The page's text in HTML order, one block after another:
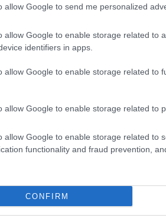
allow Google to send me personalized
allow Google to enable storage related to
identifiers in apps.
allow Google to enable storage related to
allow Google to enable storage related to
allow Google to enable storage related to
functionality and fraud prevention,
CONFIRM
γεμάτη έμπνευση και
Στο πλαίσιο του 63ου
Κινηματογράφου
Νοεμβρίου η καθολικά
δρόμος»
Σινεμά|24.10.2022 17:23
ελληνικές ταινίες του
προγράμματος